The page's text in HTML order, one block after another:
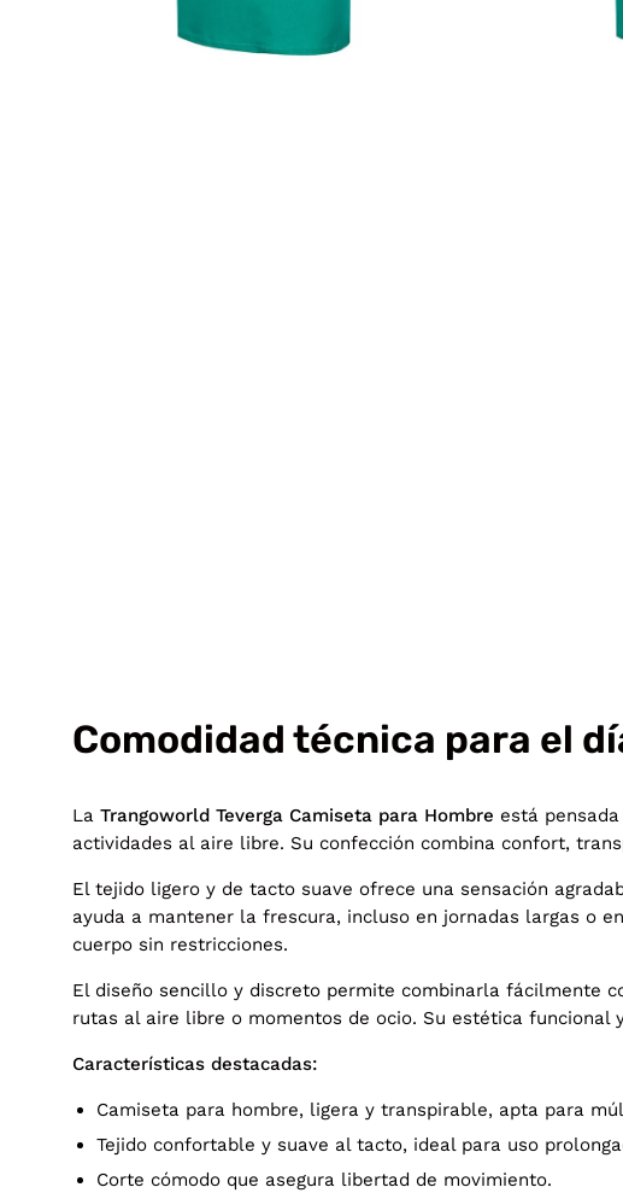
Comodidad técnica para el
La Trangoworld Teverga Camiseta para Hombre está
actividades al aire libre. Su confección combina confort,
El tejido ligero y de tacto suave ofrece una sensación
ayuda a mantener la frescura, incluso en jornadas largas o
cuerpo sin restricciones.
El diseño sencillo y discreto permite combinarla fácilmente
rutas al aire libre o momentos de ocio. Su estética
Características destacadas:
Camiseta para hombre, ligera y transpirable, apta para
Tejido confortable y suave al tacto, ideal para uso
Corte cómodo que asegura libertad de movimiento.